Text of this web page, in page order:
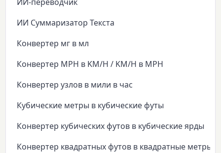
ИИ Суммаризатор Текста
Конвертер мг в мл
Конвертер MPH в KM/H / KM/H в MPH
Конвертер узлов в мили в час
Кубические метры в кубические футы
Конвертер кубических футов в кубические ярды
Конвертер квадратных футов в квадратные метры